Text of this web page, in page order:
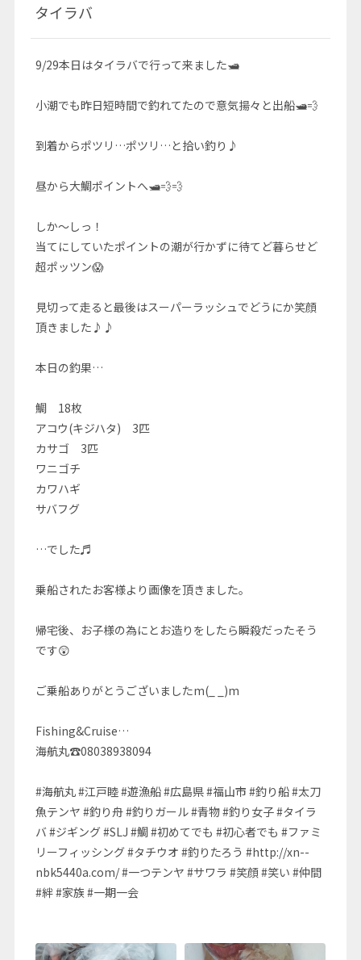
タイラバ
9/29本日はタイラバで行って来ました🛥
小潮でも昨日短時間で釣れてたので意気揚々と出船🛥💨
到着からポツリ…ポツリ…と拾い釣り♪
昼から大鯛ポイントへ🛥💨💨
しか～しっ！
当てにしていたポイントの潮が行かずに待てど暮らせど
超ポッツン😱
見切って走ると最後はスーパーラッシュでどうにか笑顔
頂きました♪♪
本日の釣果…
鯛 18枚
アコウ(キジハタ) 3匹
カサゴ 3匹
ワニゴチ
カワハギ
サバフグ
…でした♬
乗船されたお客様より画像を頂きました。
帰宅後、お子様の為にとお造りをしたら瞬殺だったそう
です😲
ご乗船ありがとうございましたm(_ _)m
Fishing&Cruise…
海航丸☎08038938094
#海航丸 #江戸睦 #遊漁船 #広島県 #福山市 #釣り船 #太刀
魚テンヤ #釣り舟 #釣りガール #青物 #釣り女子 #タイラ
バ #ジギング #SLJ #鯛 #初めてでも #初心者でも #ファミ
リーフィッシング #タチウオ #釣りたろう #http://xn--
nbk5440a.com/ #一つテンヤ #サワラ #笑顔 #笑い #仲間
#絆 #家族 #一期一会